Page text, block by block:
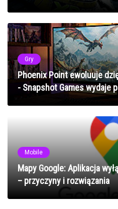
Gry
Phoenix Point ewoluuje
- Snapshot Games wydaje
Mobile
Mapy Google: Aplikacja
– przyczyny i rozwiązania